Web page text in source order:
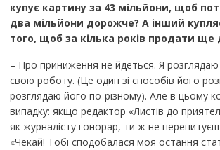
купує картину за 43 мільйони, щоб
два мільйони дорожче? А інший
того, щоб за кілька років продати ще
– Про приниження не йдеться. Я
свою роботу. (Це один зі способів його
розглядаю його по-різному). Але в цьому
випадку: якщо редактор «Листів до
як журналісту гонорар, ти ж не
«Чекай! Тобі сподобалася моя остання